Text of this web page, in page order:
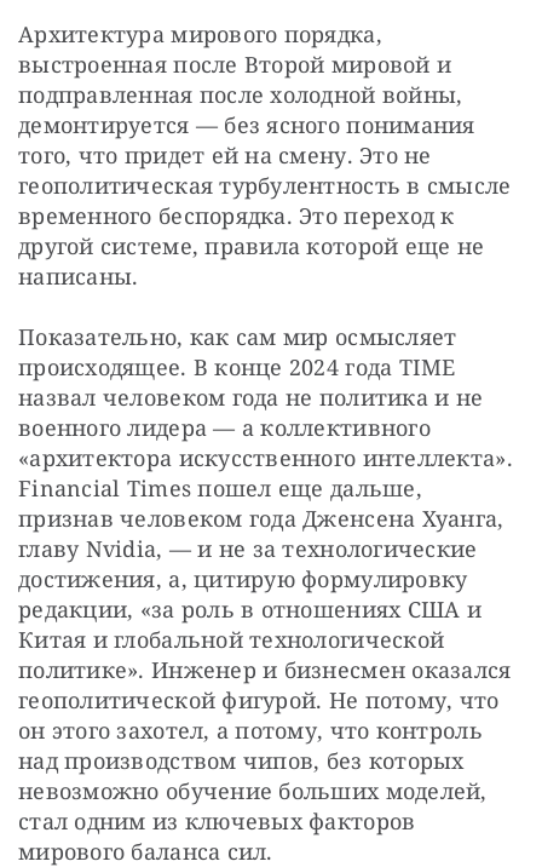
Архитектура мирового порядка,
выстроенная после Второй мировой и
подправленная после холодной войны,
демонтируется — без ясного понимания
того, что придет ей на смену. Это не
геополитическая турбулентность в смысле
временного беспорядка. Это переход к
другой системе, правила которой еще не
написаны.
Показательно, как сам мир осмысляет
происходящее. В конце 2024 года TIME
назвал человеком года не политика и не
военного лидера — а коллективного
«архитектора искусственного интеллекта».
Financial Times пошел еще дальше,
признав человеком года Дженсена Хуанга,
главу Nvidia, — и не за технологические
достижения, а, цитирую формулировку
редакции, «за роль в отношениях США и
Китая и глобальной технологической
политике». Инженер и бизнесмен оказался
геополитической фигурой. Не потому, что
он этого захотел, а потому, что контроль
над производством чипов, без которых
невозможно обучение больших моделей,
стал одним из ключевых факторов
мирового баланса сил.